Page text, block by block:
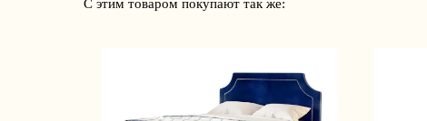
С этим товаром покупают так же: